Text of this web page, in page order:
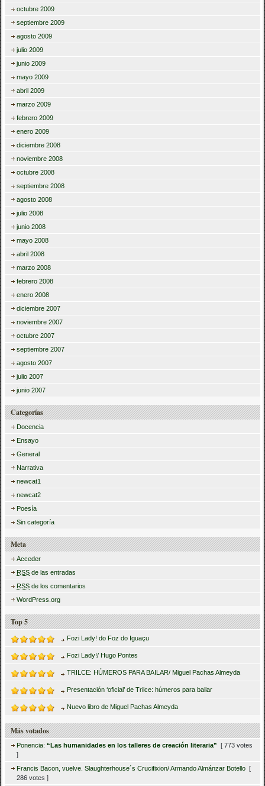
octubre 2009
septiembre 2009
agosto 2009
julio 2009
junio 2009
mayo 2009
abril 2009
marzo 2009
febrero 2009
enero 2009
diciembre 2008
noviembre 2008
octubre 2008
septiembre 2008
agosto 2008
julio 2008
junio 2008
mayo 2008
abril 2008
marzo 2008
febrero 2008
enero 2008
diciembre 2007
noviembre 2007
octubre 2007
septiembre 2007
agosto 2007
julio 2007
junio 2007
Categorías
Docencia
Ensayo
General
Narrativa
newcat1
newcat2
Poesía
Sin categoría
Meta
Acceder
RSS de las entradas
RSS de los comentarios
WordPress.org
Top 5
Fozi Lady! do Foz do Iguaçu
Fozi Lady!/ Hugo Pontes
TRILCE: HÚMEROS PARA BAILAR/ Miguel Pachas Almeyda
Presentación ‘oficial’ de Trilce: húmeros para bailar
Nuevo libro de Miguel Pachas Almeyda
Más votados
Ponencia:“Las humanidades en los talleres de creación literaria”
[ 773 votes
]
Francis Bacon, vuelve. Slaughterhouse´s Crucifixion/ Armando Almánzar Botello [
286 votes ]